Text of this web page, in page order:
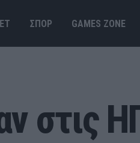
ΣΠΟΡ GAMES ΖΟΝΕ
στις